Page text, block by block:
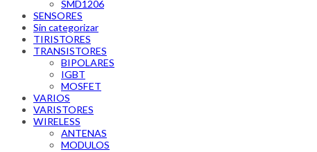
SMD1206
SENSORES
Sin categorizar
TIRISTORES
TRANSISTORES
BIPOLARES
IGBT
MOSFET
VARIOS
VARISTORES
WIRELESS
ANTENAS
MODULOS